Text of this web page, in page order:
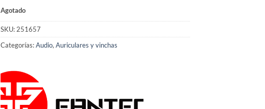
Agotado
SKU: 251657
Categorías:Audio,Auriculares y vinchas